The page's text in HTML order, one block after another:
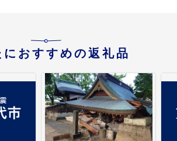
におすすめの返礼品